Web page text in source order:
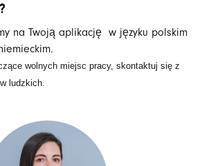
na Twoją aplikację w języku polskim
wolnych miejsc pracy, skontaktuj się z
ludzkich.